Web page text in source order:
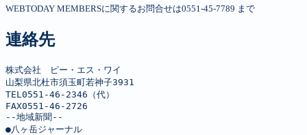
WEBTODAY MEMBERSに関するお問合せは0551-45-7789 まで
連絡先
株式会社　ピー・エス・ワイ
山梨県北杜市須玉町若神子3931
TEL0551-46-2346（代）
FAX0551-46-2726
--地域新聞--
●八ヶ岳ジャーナル